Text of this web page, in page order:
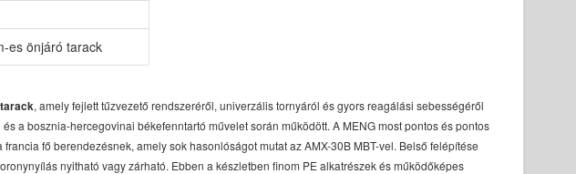
es önjáró tarack
, amely fejlett tűzvezető rendszeréről, univerzális tornyáról és gyors reagálási sebességéről
a bosznia-hercegovinai békefenntartó művelet során működött. A MENG most pontos és pontos
fő berendezésnek, amely sok hasonlóságot mutat az AMX-30B MBT-vel. Belső felépítése
nyitható vagy zárható. Ebben a készletben finom PE alkatrészek és működőképes